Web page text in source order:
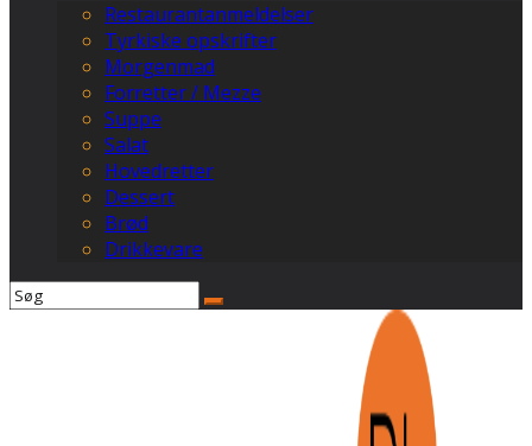
Restaurantanmeldelser
Tyrkiske opskrifter
Morgenmad
Forretter / Mezze
Suppe
Salat
Hovedretter
Dessert
Brød
Drikkevare